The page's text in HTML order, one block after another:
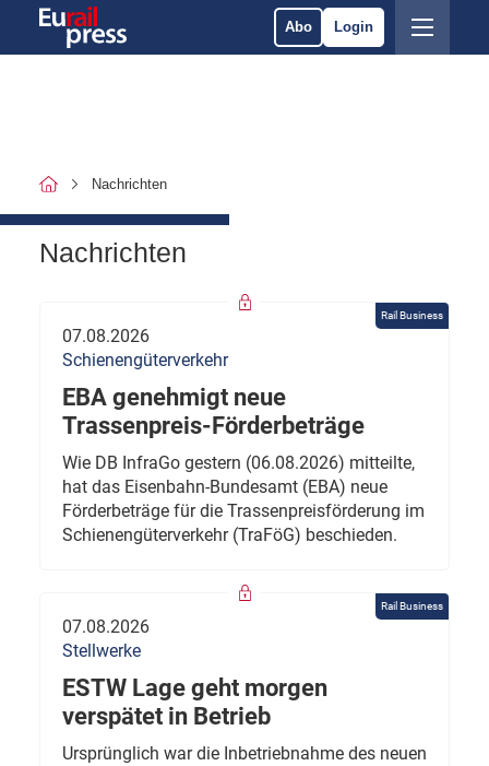
Abo Login
Nachrichten
Nachrichten
Rail Business
07.08.2026
Schienengüterverkehr
EBA genehmigt neue
Trassenpreis-Förderbeträge
Wie DB InfraGo gestern (06.08.2026) mitteilte,
hat das Eisenbahn-Bundesamt (EBA) neue
Förderbeträge für die Trassenpreisförderung im
Schienengüterverkehr (TraFöG) beschieden.
Rail Business
07.08.2026
Stellwerke
ESTW Lage geht morgen
verspätet in Betrieb
Ursprünglich war die Inbetriebnahme des neuen